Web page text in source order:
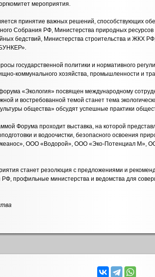
мероприятия.
принятие важных решений, способствующих
Собрания РФ, Министерства природных
бедствий, Министерства строительства и ЖКХ
государственной политики и нормативного
коммунального хозяйства, промышленности и
«Экология» посвящен международному
и востребованной темой станет тема
общества» обсудят успешные практики
Форума проходит выставка, на которой
и водоочистки, безопасного освоения
ООО «Водорой», ООО «Эко-Потенциал М»,
станет резолюция с предложениями и
профильные министерства и ведомства для